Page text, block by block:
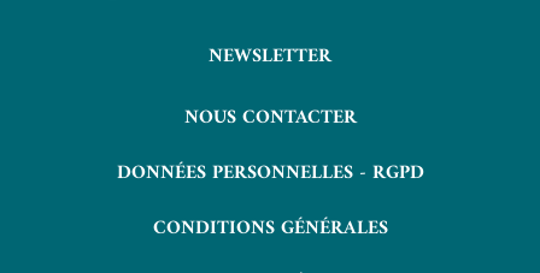
NEWSLETTER
NOUS CONTACTER
DONNÉES PERSONNELLES - RGPD
CONDITIONS GÉNÉRALES